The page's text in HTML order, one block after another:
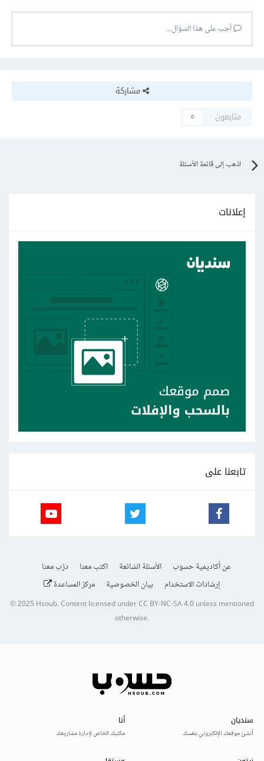
أجب على هذا السؤال...
مشاركة
متابعون
0
اذهب إلى قائمة الأسئلة
إعلانات
تابعنا على
عن أكاديمية حسوب الأسئلة الشائعة اكتب معنا
درّب معنا
إرشادات الاستخدام
بيان الخصوصية مركز المساعدة
© 2025Hsoub.Content licensed underCC BY-NC-SA 4.0unless mentioned
otherwise.